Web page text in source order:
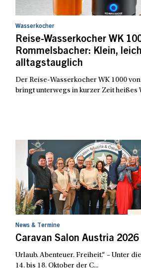
Wasserkocher
Reise-Wasserkocher WK
Rommelsbacher: Klein,
alltagstauglich
Der Reise-Wasserkocher WK 1000
bringt unterwegs in kurzer Zeit heißes
News & Termine
Caravan Salon Austria
Urlaub. Abenteuer. Freiheit.“ – Unter
14. bis 18. Oktober der C...